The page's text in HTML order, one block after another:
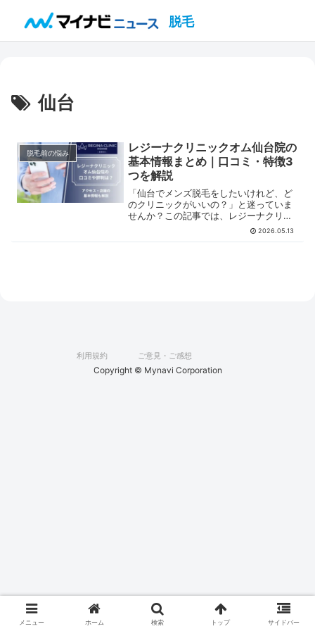
脱毛
仙台
脱毛前の悩み
レジーナクリニックオム仙台院の
基本情報まとめ｜口コミ・特徴3
つを解説
「仙台でメンズ脱毛をしたいけれど、ど
のクリニックがいいの？」と迷っていま
せんか？この記事では、レジーナクリニ
ックオム仙台院の基本情報や口コミ、通
2026.05.13
メニュー ホーム 検索 トップ サイドバー
利用規約 ご意見・ご感想
Copyright © Mynavi Corporation